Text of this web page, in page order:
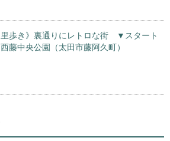
里歩き》裏通りにレトロな街 ▼スタート
藤中央公園（太田市藤阿久町）